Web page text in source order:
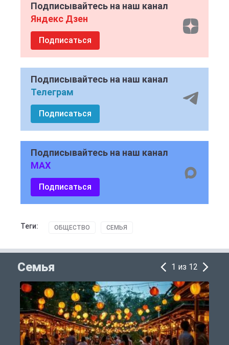
Подписывайтесь на наш канал
Яндекс Дзен
Подписаться
Подписывайтесь на наш канал
Телеграм
Подписаться
Подписывайтесь на наш канал
MAX
Подписаться
Теги: ОБЩЕСТВО СЕМЬЯ
Семья 1 из 12